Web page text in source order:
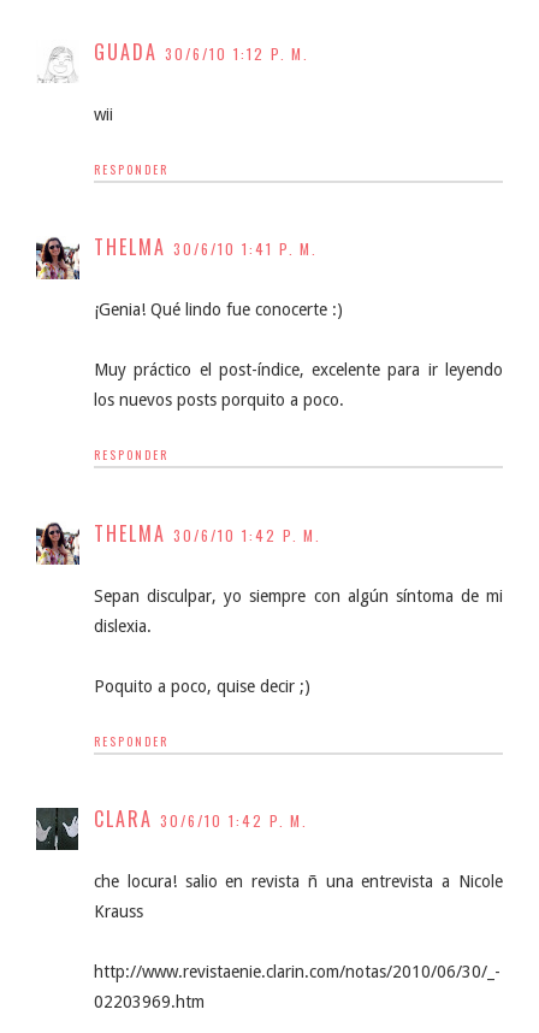
GUADA 30/6/10 1:12 P. M.
wii
RESPONDER
THELMA 30/6/10 1:41 P. M.
¡Genia! Qué lindo fue conocerte :)
Muy práctico el post-índice, excelente para ir leyendo
los nuevos posts porquito a poco.
RESPONDER
THELMA 30/6/10 1:42 P. M.
Sepan disculpar, yo siempre con algún síntoma de mi
dislexia.
Poquito a poco, quise decir ;)
RESPONDER
CLARA 30/6/10 1:42 P. M.
che locura! salio en revista ñ una entrevista a Nicole
Krauss
http://www.revistaenie.clarin.com/notas/2010/06/30/_-
02203969.htm